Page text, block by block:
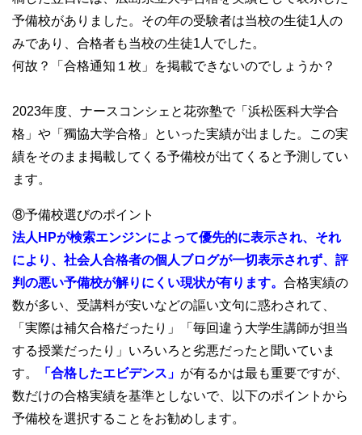
予備校がありました。その年の受験者は当校の生徒1人の
みであり、合格者も当校の生徒1人でした。
何故？「合格通知１枚」を掲載できないのでしょうか？
2023年度、ナースコンシェと花弥塾で「浜松医科大学合
格」や「獨協大学合格」といった実績が出ました。この実
績をそのまま掲載してくる予備校が出てくると予測してい
ます。
⑧予備校選びのポイント
法人HPが検索エンジンによって優先的に表示され、それ
により、社会人合格者の個人ブログが一切表示されず、評
判の悪い予備校が解りにくい現状が有ります。 合格実績の
数が多い、受講料が安いなどの謳い文句に惑わされて、
「実際は補欠合格だったり」「毎回違う大学生講師が担当
する授業だったり」いろいろと劣悪だったと聞いていま
す。
「合格したエビデンス」 が有るかは最も重要ですが、
数だけの合格実績を基準としないで、以下のポイントから
予備校を選択することをお勧めします。